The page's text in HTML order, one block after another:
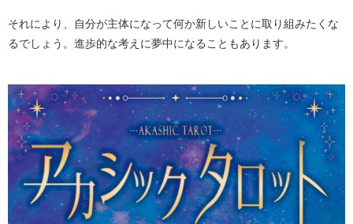
それにより、自分が主体になって何か新しいことに取り組みたくな
るでしょう。進歩的な考えに夢中になることもあります。